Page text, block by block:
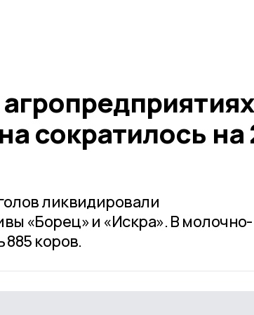
сократилось на
ликвидировали
«Борец» и «Искра». В молочно-
коров.